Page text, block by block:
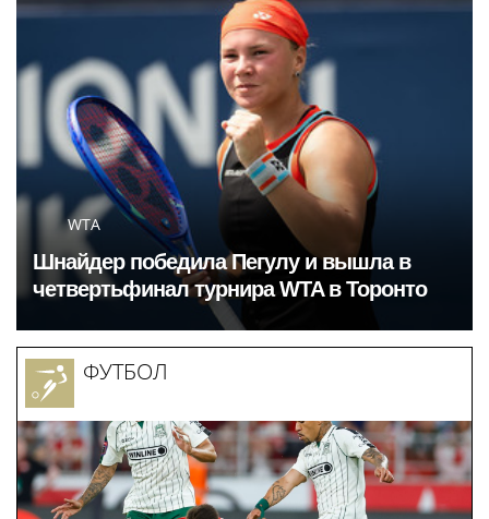
WTA
Шнайдер победила Пегулу и вышла в
четвертьфинал турнира WTA в Торонто
ФУТБОЛ